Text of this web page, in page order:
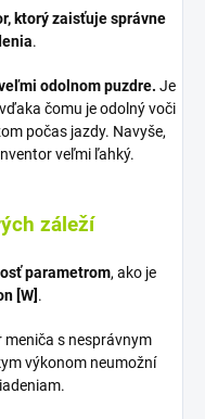
ktorý zaisťuje správne
.
odolnom puzdre. Je
čomu je odolný voči
počas jazdy. Navyše,
veľmi ľahký.
záleží
parametrom, ako je
[W] .
meniča s nesprávnym
výkonom neumožní